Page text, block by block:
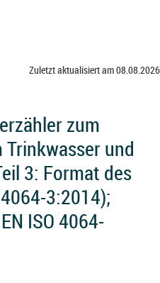
Zuletzt aktualisiert am 08.08.2026
zum
und
3: Format des
3:2014);
ISO 4064-